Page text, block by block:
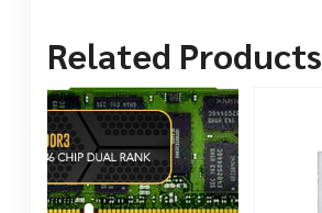
Related Products